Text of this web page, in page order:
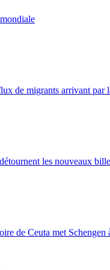
de migrants arrivant par
les nouveaux
de Ceuta met Schengen